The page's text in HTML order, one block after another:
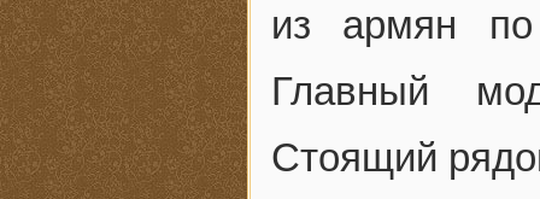
из армян по
Главный
Стоящий